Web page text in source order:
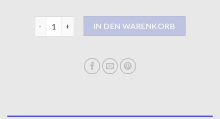
daunen mantel damen MengeIN DEN WARENKORB